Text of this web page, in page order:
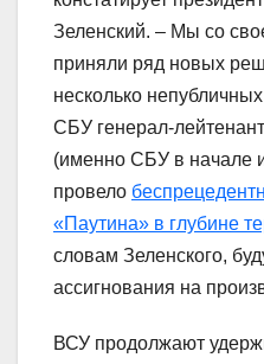
Зеленский. – Мы со
приняли ряд новых
несколько
СБУ генерал-
(именно СБУ в начале
провело
«Паутина» в глубине
словам Зеленского,
ассигнования на
ВСУ продолжают